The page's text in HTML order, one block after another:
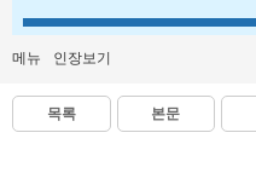
메뉴 인장보기
목록 본문